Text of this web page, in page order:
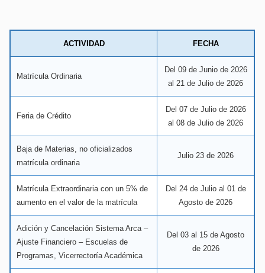
ACTIVIDAD FECHA
Matrícula Ordinaria
Del 09 de Junio de 2026
al 21 de Julio de 2026
Feria de Crédito
Del 07 de Julio de 2026
al 08 de Julio de 2026
Baja de Materias, no oficializados
matrícula ordinaria
Julio 23 de 2026
Matrícula Extraordinaria con un 5% de
aumento en el valor de la matrícula
Del 24 de Julio al 01 de
Agosto de 2026
Adición y Cancelación Sistema Arca –
Ajuste Financiero – Escuelas de
Programas, Vicerrectoría Académica
Del 03 al 15 de Agosto
de 2026